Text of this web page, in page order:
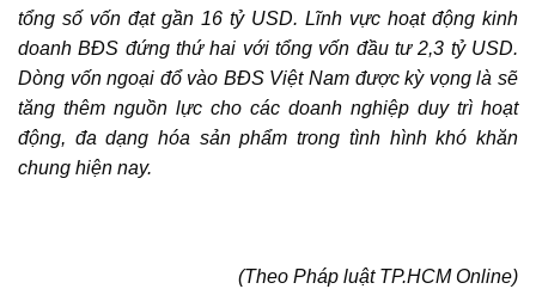
tổng số vốn đạt gần 16 tỷ USD. Lĩnh vực hoạt động kinh
doanh BĐS đứng thứ hai với tổng vốn đầu tư 2,3 tỷ USD.
Dòng vốn ngoại đổ vào BĐS Việt Nam được kỳ vọng là sẽ
tăng thêm nguồn lực cho các doanh nghiệp duy trì hoạt
động, đa dạng hóa sản phẩm trong tình hình khó khăn
chung hiện nay.
(Theo Pháp luật TP.HCM Online)